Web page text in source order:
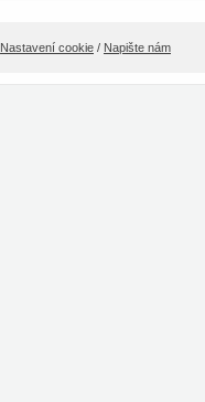
Nastavení cookie / Napište nám